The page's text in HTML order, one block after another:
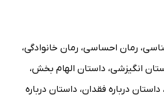
، رمان احساسی، رمان خانوادگی،
انگیزشی، داستان الهام بخش،
، داستان درباره فقدان، داستان درباره